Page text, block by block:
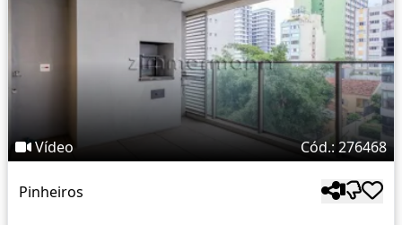
Vídeo Cód.: 276468
Pinheiros